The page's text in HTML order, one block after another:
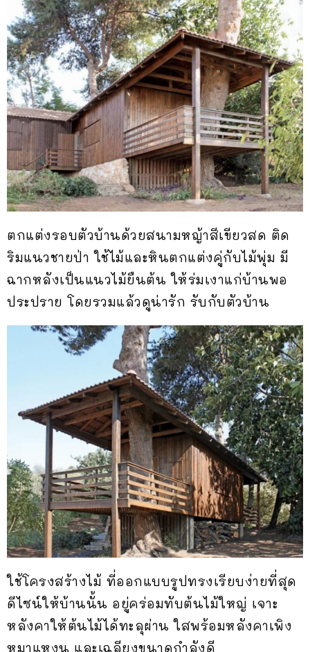
ตกแต่งรอบตัวบ้านด้วยสนามหญ้าสีเขียวสด ติด
ริมแนวชายป่า ใช้ไม้และหินตกแต่งคู่กับไม้พุ่ม มี
ฉากหลังเป็นแนวไม้ยืนต้น ให้ร่มเงาแก่บ้านพอ
ประปราย โดยรวมแล้วดูน่ารัก รับกับตัวบ้าน
ใช้โครงสร้างไม้ ที่ออกแบบรูปทรงเรียบง่ายที่สุด
ดีไซน์ให้บ้านนั้น อยู่คร่อมทับต้นไม้ใหญ่ เจาะ
หลังคาให้ต้นไม้ได้ทะลุผ่าน ใสพร้อมหลังคาเพิง
หมาแหงน และเฉลียงขนาดกำลังดี